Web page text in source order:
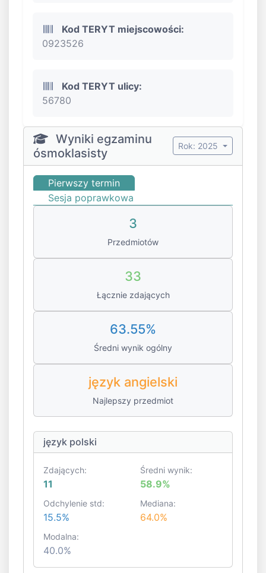
Kod TERYT miejscowości:
0923526
Kod TERYT ulicy:
56780
Wyniki egzaminu
ósmoklasisty
Rok: 2025
Pierwszy termin
Sesja poprawkowa
3
Przedmiotów
33
Łącznie zdających
63.55%
Średni wynik ogólny
język angielski
Najlepszy przedmiot
język polski
Zdających:
11
Średni wynik:
58.9%
Odchylenie std:
15.5%
Mediana:
64.0%
Modalna:
40.0%